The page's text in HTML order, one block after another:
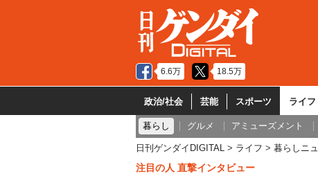
6.6万 18.5万
政治/社会 芸能 スポーツ ライフ
暮らし グルメ アミューズメント
日刊ゲンダイDIGITAL ライフ 暮らしニ
注目の人 直撃インタビュー